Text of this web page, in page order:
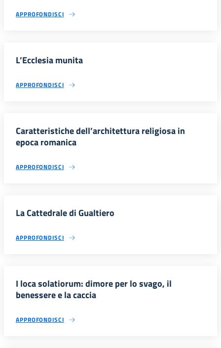
APPROFONDISCI
L’Ecclesia munita
APPROFONDISCI
Caratteristiche dell’architettura religiosa in
epoca romanica
APPROFONDISCI
La Cattedrale di Gualtiero
APPROFONDISCI
I loca solatiorum: dimore per lo svago, il
benessere e la caccia
APPROFONDISCI